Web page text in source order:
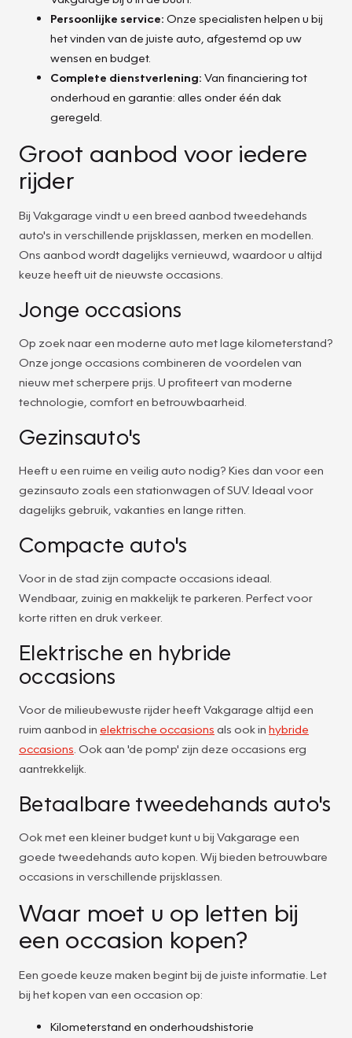
Persoonlijke service: Onze specialisten helpen u bij
het vinden van de juiste auto, afgestemd op uw
wensen en budget.
Complete dienstverlening: Van financiering tot
onderhoud en garantie: alles onder één dak
geregeld.
Groot aanbod voor iedere
rijder
Bij Vakgarage vindt u een breed aanbod tweedehands
auto's in verschillende prijsklassen, merken en modellen.
Ons aanbod wordt dagelijks vernieuwd, waardoor u altijd
keuze heeft uit de nieuwste occasions.
Jonge occasions
Op zoek naar een moderne auto met lage kilometerstand?
Onze jonge occasions combineren de voordelen van
nieuw met scherpere prijs. U profiteert van moderne
technologie, comfort en betrouwbaarheid.
Gezinsauto's
Heeft u een ruime en veilig auto nodig? Kies dan voor een
gezinsauto zoals een stationwagen of SUV. Ideaal voor
dagelijks gebruik, vakanties en lange ritten.
Compacte auto's
Voor in de stad zijn compacte occasions ideaal.
Wendbaar, zuinig en makkelijk te parkeren. Perfect voor
korte ritten en druk verkeer.
Elektrische en hybride
occasions
Voor de milieubewuste rijder heeft Vakgarage altijd een
ruim aanbod in elektrische occasions als ook in hybride
occasions . Ook aan 'de pomp' zijn deze occasions erg
aantrekkelijk.
Betaalbare tweedehands auto's
Ook met een kleiner budget kunt u bij Vakgarage een
goede tweedehands auto kopen. Wij bieden betrouwbare
occasions in verschillende prijsklassen.
Waar moet u op letten bij
een occasion kopen?
Een goede keuze maken begint bij de juiste informatie. Let
bij het kopen van een occasion op:
Kilometerstand en onderhoudshistorie